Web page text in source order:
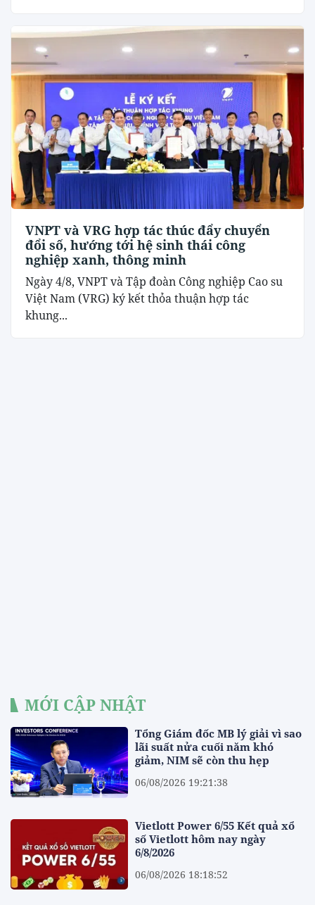
VNPT và VRG hợp tác thúc đẩy chuyển
đổi số, hướng tới hệ sinh thái công
nghiệp xanh, thông minh
Ngày 4/8, VNPT và Tập đoàn Công nghiệp Cao su
Việt Nam (VRG) ký kết thỏa thuận hợp tác
khung...
MỚI CẬP NHẬT
Tổng Giám đốc MB lý giải vì sao
lãi suất nửa cuối năm khó
giảm, NIM sẽ còn thu hẹp
06/08/2026 19:21:38
Vietlott Power 6/55 Kết quả xổ
số Vietlott hôm nay ngày
6/8/2026
06/08/2026 18:18:52